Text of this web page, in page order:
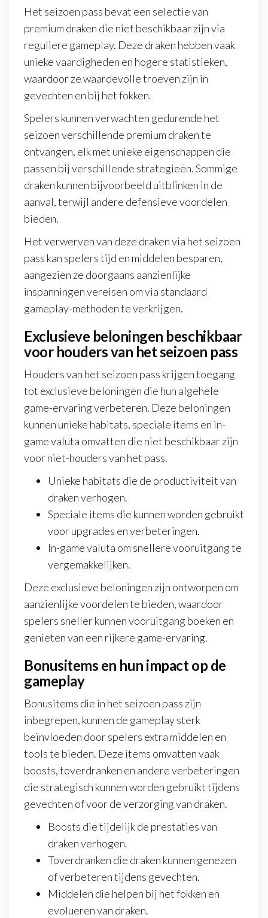
Het seizoen pass bevat een selectie van
premium draken die niet beschikbaar zijn via
reguliere gameplay. Deze draken hebben vaak
unieke vaardigheden en hogere statistieken,
waardoor ze waardevolle troeven zijn in
gevechten en bij het fokken.
Spelers kunnen verwachten gedurende het
seizoen verschillende premium draken te
ontvangen, elk met unieke eigenschappen die
passen bij verschillende strategieën. Sommige
draken kunnen bijvoorbeeld uitblinken in de
aanval, terwijl andere defensieve voordelen
bieden.
Het verwerven van deze draken via het seizoen
pass kan spelers tijd en middelen besparen,
aangezien ze doorgaans aanzienlijke
inspanningen vereisen om via standaard
gameplay-methoden te verkrijgen.
Exclusieve beloningen beschikbaar
voor houders van het seizoen pass
Houders van het seizoen pass krijgen toegang
tot exclusieve beloningen die hun algehele
game-ervaring verbeteren. Deze beloningen
kunnen unieke habitats, speciale items en in-
game valuta omvatten die niet beschikbaar zijn
voor niet-houders van het pass.
Unieke habitats die de productiviteit van
draken verhogen.
Speciale items die kunnen worden gebruikt
voor upgrades en verbeteringen.
In-game valuta om snellere vooruitgang te
vergemakkelijken.
Deze exclusieve beloningen zijn ontworpen om
aanzienlijke voordelen te bieden, waardoor
spelers sneller kunnen vooruitgang boeken en
genieten van een rijkere game-ervaring.
Bonusitems en hun impact op de
gameplay
Bonusitems die in het seizoen pass zijn
inbegrepen, kunnen de gameplay sterk
beïnvloeden door spelers extra middelen en
tools te bieden. Deze items omvatten vaak
boosts, toverdranken en andere verbeteringen
die strategisch kunnen worden gebruikt tijdens
gevechten of voor de verzorging van draken.
Boosts die tijdelijk de prestaties van
draken verhogen.
Toverdranken die draken kunnen genezen
of verbeteren tijdens gevechten.
Middelen die helpen bij het fokken en
evolueren van draken.